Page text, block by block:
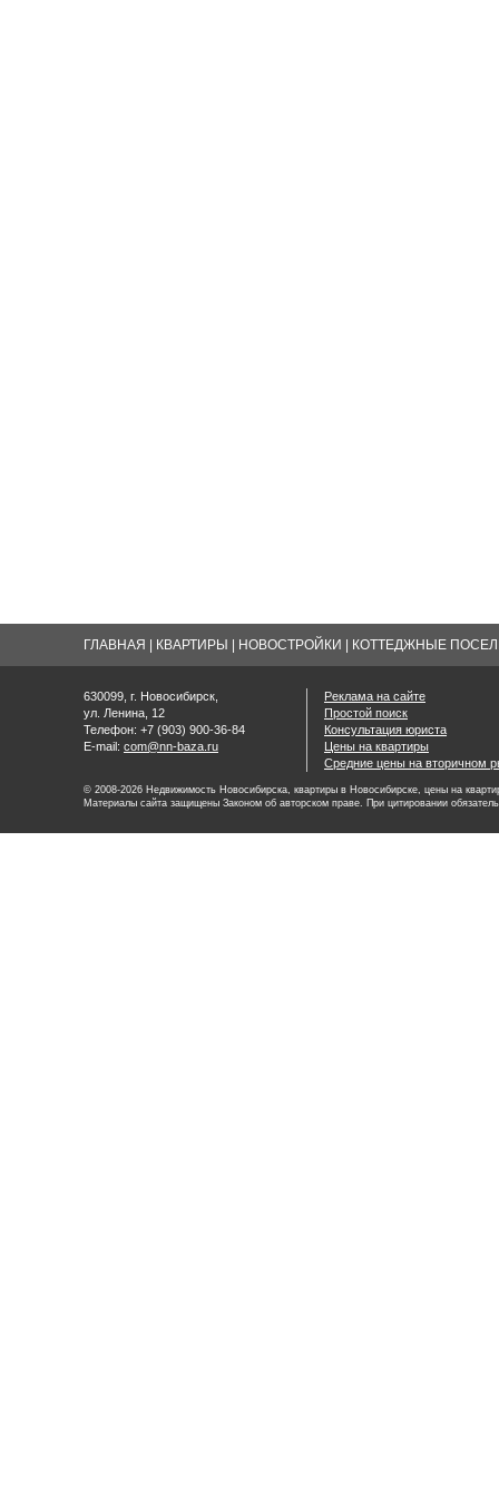
ГЛАВНАЯ КВАРТИРЫ НОВОСТРОЙКИ КОТТЕДЖНЫЕ
630099, г. Новосибирск,
ул. Ленина, 12
Телефон: +7 (903) 900-36-84
E-mail: com@nn-baza.ru
Реклама на сайте
Простой поиск
Консультация юриста
Цены на квартиры
Средние цены на вторичном
© 2008-2026 Недвижимость Новосибирска, квартиры в Новосибирске, цены на
Материалы сайта защищены Законом об авторском праве. При цитировании